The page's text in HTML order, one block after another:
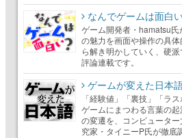
なんでゲームは面白
ゲーム開発者・hamatsu氏
の魅力を画面や操作の具
ら解き明かしていく、硬
評論連載です。
ゲームが変えた日本
「経験値」「裏技」「ラ
ゲームにまつわる言葉の
の変遷を、コンピュータ
究家・タイニーP氏が徹底